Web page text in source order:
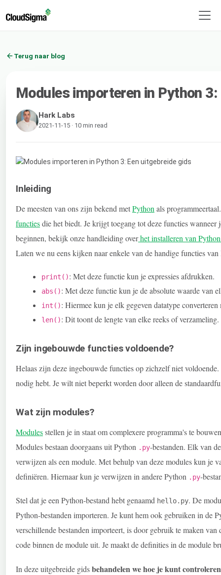
Terug naar blog
Modules importeren in Python
Hark Labs
2021-11-15 · 10 min read
Inleiding
De meesten van ons zijn bekend metPython als
functiesdie het biedt. Je krijgt toegang tot deze functies
beginnen, bekijk onze handleiding overhet installeren van
Laten we nu eens kijken naar enkele van de handige functies
print(): Met deze functie kun je expressies afdrukken.
abs(): Met deze functie kun je de absolute waarde van
int(): Hiermee kun je elk gegeven datatype converteren
len(): Dit toont de lengte van elke reeks of verzameling.
Zijn ingebouwde functies voldoende?
Helaas zijn deze ingebouwde functies op zichzelf niet
nodig hebt. Je wilt niet beperkt worden door alleen de
Wat zijn modules?
Modulesstellen je in staat om complexere programma's te
Modules bestaan doorgaans uit Python .py-bestanden. Elk van
verwijzen als een module. Met behulp van deze modules kun je
definiëren. Hiernaar kun je verwijzen in andere Python .py-
Stel dat je een Python-bestand hebt genaamd hello.py. De
Python-bestanden importeren. Je kunt hem ook gebruiken in de
verschillende bestanden importeert, is door gebruik te maken van
code binnen de module uit. Je maakt de definities in de module
In deze uitgebreide gidsbehandelen we hoe je kunt